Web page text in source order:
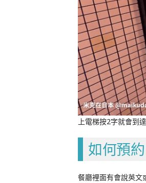
上電梯按2字就會到
如何預約
餐廳裡面有會說英文